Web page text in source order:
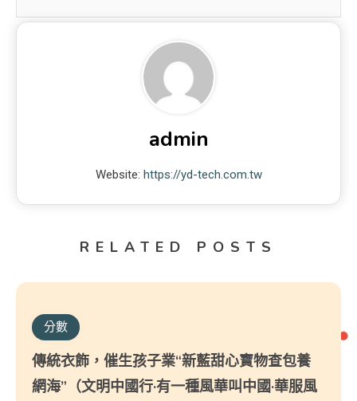
admin
Website: https://yd-tech.com.tw
RELATED POSTS
分數
傳統衣飾，催生孩子業“新藍甜心寶物查包養
網海”（文明中國行·有一種風華叫中國·華服風